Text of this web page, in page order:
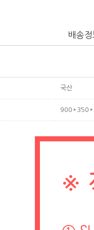
배송정
국산